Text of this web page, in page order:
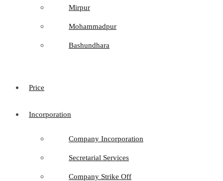
Mirpur
Mohammadpur
Bashundhara
Price
Incorporation
Company Incorporation
Secretarial Services
Company Strike Off